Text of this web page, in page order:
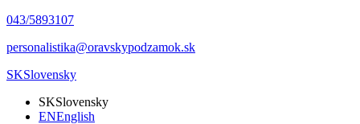
043/5893107
personalistika@oravskypodzamok.sk
SKSlovensky
SKSlovensky
ENEnglish